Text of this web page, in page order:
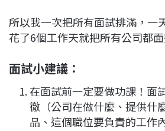
所以我一次把所有面試排滿，一
花了6個工作天就把所有公司都面
面試小建議：
在面試前一定要做功課！面
徹（公司在做什麼、提供什
品、這個職位要負責的工作